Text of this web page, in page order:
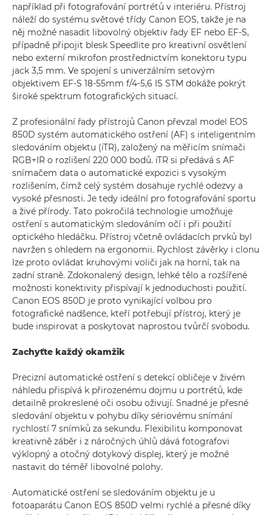
například při fotografování portrétů v interiéru. Přístroj
náleží do systému světové třídy Canon EOS, takže je na
něj možné nasadit libovolný objektiv řady EF nebo EF-S,
případně připojit blesk Speedlite pro kreativní osvětlení
nebo externí mikrofon prostřednictvím konektoru typu
jack 3,5 mm. Ve spojení s univerzálním setovým
objektivem EF-S 18-55mm f/4-5,6 IS STM dokáže pokrýt
široké spektrum fotografických situací.
Z profesionální řady přístrojů Canon převzal model EOS
850D systém automatického ostření (AF) s inteligentním
sledováním objektu (iTR), založený na měřicím snímači
RGB+IR o rozlišení 220 000 bodů. iTR si předává s AF
snímačem data o automatické expozici s vysokým
rozlišením, čímž celý systém dosahuje rychlé odezvy a
vysoké přesnosti. Je tedy ideální pro fotografování sportu
a živé přírody. Tato pokročilá technologie umožňuje
ostření s automatickým sledováním očí i při použití
optického hledáčku. Přístroj včetně ovládacích prvků byl
navržen s ohledem na ergonomii. Rychlost závěrky i clonu
lze proto ovládat kruhovými voliči jak na horní, tak na
zadní straně. Zdokonalený design, lehké tělo a rozšířené
možnosti konektivity přispívají k jednoduchosti použití.
Canon EOS 850D je proto vynikající volbou pro
fotografické nadšence, kteří potřebují přístroj, který je
bude inspirovat a poskytovat naprostou tvůrčí svobodu.
Zachyťte každý okamžik
Precizní automatické ostření s detekcí obličeje v živém
náhledu přispívá k přirozenému dojmu u portrétů, kde
detailně prokreslené oči osobu oživují. Snadné je přesné
sledování objektu v pohybu díky sériovému snímání
rychlostí 7 snímků za sekundu. Flexibilitu komponovat
kreativně záběr i z náročných úhlů dává fotografovi
výklopný a otočný dotykový displej, který je možné
nastavit do téměř libovolné polohy.
Automatické ostření se sledováním objektu je u
fotoaparátu Canon EOS 850D velmi rychlé a přesné díky